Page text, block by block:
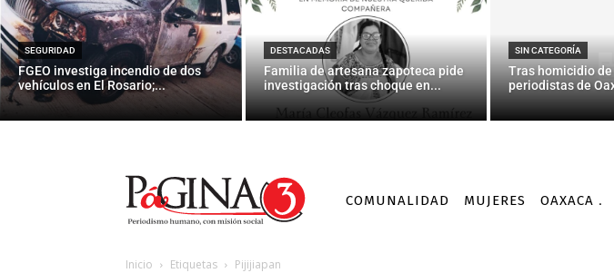
SEGURIDAD
FGEO investiga incendio de dos
vehículos en El Rosario;...
DESTACADAS
Familia de artesana zapoteca pide
investigación tras choque en...
SIN CATEGORÍA
Tras homicidio
periodistas de
COMUNALIDAD MUJERES OAXACA
Inicio Etiquetas Pijijiapan